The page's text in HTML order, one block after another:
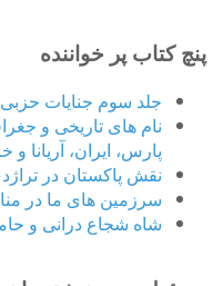
پنچ کتاب پر خواننده
جلد سوم جنایات حزبی
نام های تاریخی و
پارس، ایران، آریانا
نقش پاکستان در
سرزمین های ما در
شاه شجاع درانی و